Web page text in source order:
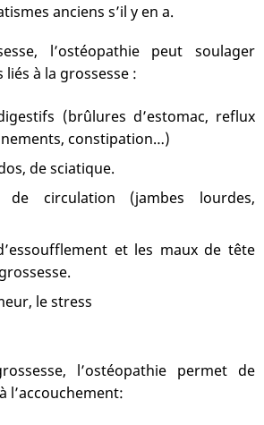
anciens s’il y en a.
l’ostéopathie peut soulager
à la grossesse :
(brûlures d’estomac, reflux
constipation…)
de sciatique.
de circulation (jambes lourdes,
et les maux de tête
le stress
l’ostéopathie permet de
l’accouchement: